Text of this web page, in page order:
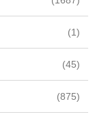
(1)
(45)
(875)